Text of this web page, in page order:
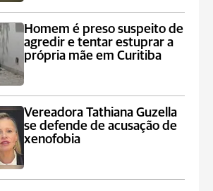
Homem é preso suspeito de
agredir e tentar estuprar a
própria mãe em Curitiba
Vereadora Tathiana Guzella
se defende de acusação de
xenofobia